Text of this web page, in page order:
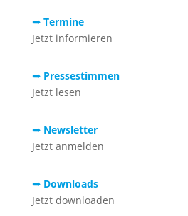
➥ Termine
Jetzt informieren
➥ Pressestimmen
Jetzt lesen
➥ Newsletter
Jetzt anmelden
➥ Downloads
Jetzt downloaden